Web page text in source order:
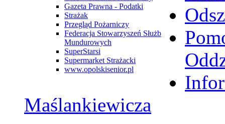
Gazeta Prawna - Podatki
Strażak
Przegląd Pożarniczy
Federacja Stowarzyszeń Służb
Mundurowych
SuperStarsi
Supermarket Strażacki
www.opolskisenior.pl
Maślankiewicza